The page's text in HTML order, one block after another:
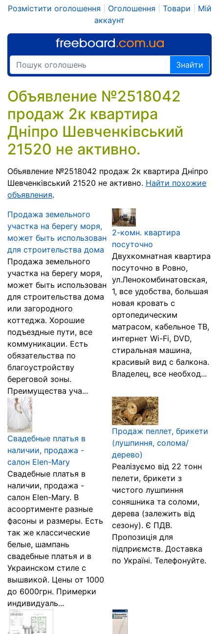
Розмістити оголошення Оголошення Товари
Мій
аккаунт
Знайти
Объявление №2518042
продаж 2к квартира
Дніпро Шевченківський
21520 не активно.
Объявление №2518042 продаж 2к квартира Дніпро
Шевченківський 21520 не активно. Найти похожие
объявления.
Продажа земельного
участка на берегу моря,
может быть использован
для строительства дома
Продажа земельного
участка на берегу моря,
может быть использован
для строительства дома
или загородного
коттеджа. Хорошие
подъездные пути, все
коммуникации. Есть
обязательства по
благоустройству
береговой зоны.
Преимущества уча...
2-комн. квартира
посуточно
Двухкомнатная квартира
посуточно в Ровно,
ул.Ленокомбинатовская,
1, все удобства, большая
новая кровать с
ортопедическим
матрасом, кабельное ТВ,
интернет Wi-Fi, DVD,
стиральная машина,
красивый вид с балкона.
Владелец, все необход...
Свадебные платья в
наличии, продажа -
салон Elen-Mary
Свадебные платья в
наличии, продажа -
салон Elen-Mary. В
асоортименте разные
фасоны и размеры. Есть
так же классические
белые, шампань
свадебные платья и в
Украинском стиле с
вышвикой. Цены от 1000
до 6000грн. Примерки
индивидуаль...
Продаж пеллет, брикети
(лушпиння, солома/
дерево)
Реалізуємо від 22 тонн
пелети, брикети з
чистого лушпиння
соняшника та соломи,
дерева (залежить від
сезону). Є ПДВ.
Пропозиція для
підприємств. Доставка
по Україні. Телефонуйте.